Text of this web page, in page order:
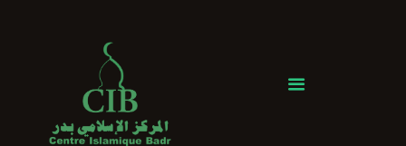
Centre Islamique Badr
Accueil
À propos